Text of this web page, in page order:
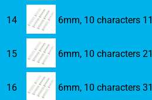
14 6mm, 10 characters
15 6mm, 10 characters
16 6mm, 10 characters